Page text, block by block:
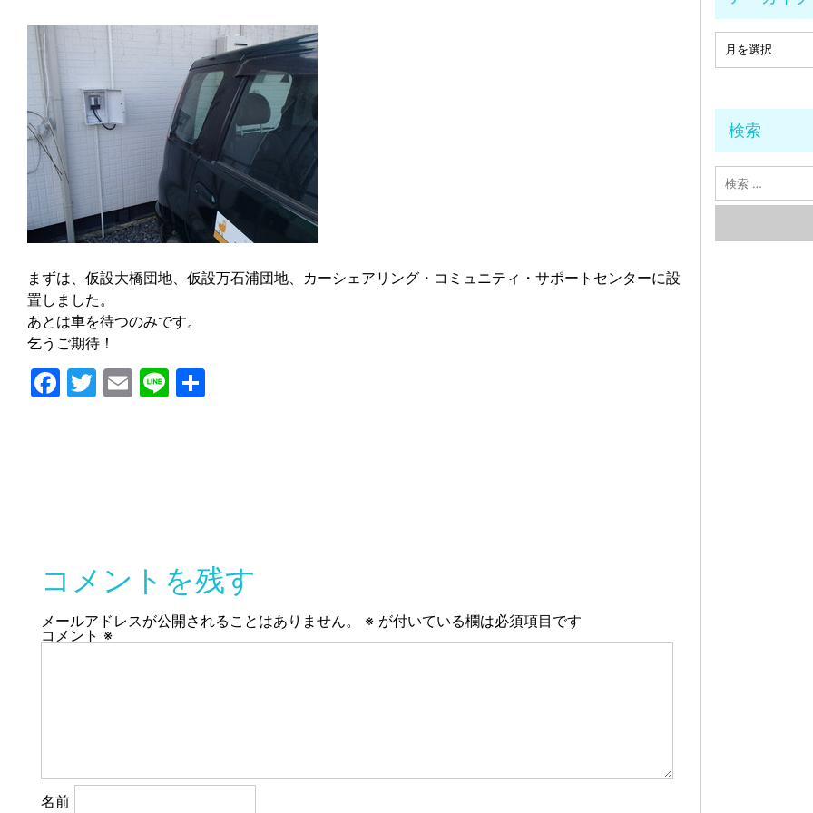
まずは、仮設大橋団地、仮設万石浦団地、カーシェアリング・コミュニティ・サポートセンターに設
置しました。
あとは車を待つのみです。
乞うご期待！
Facebook
Twitter
Email
Line
コメントを残す
メールアドレスが公開されることはありません。 ※ が付いている欄は必須項目です
コメント ※
名前
検索